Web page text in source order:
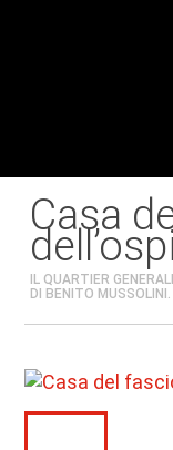
Casa
IL QUARTIER
DI BENITO MUSSOLINI.